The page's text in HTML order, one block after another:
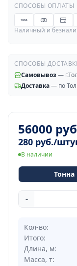
СПОСОБЫ ОПЛАТЫ
Наличный и
СПОСОБЫ
Самовывоз—
Доставка— по
56000
280 руб./
В наличии
Тонна
-
Кол-во:
Итого:
Длина, м:
Масса, т: